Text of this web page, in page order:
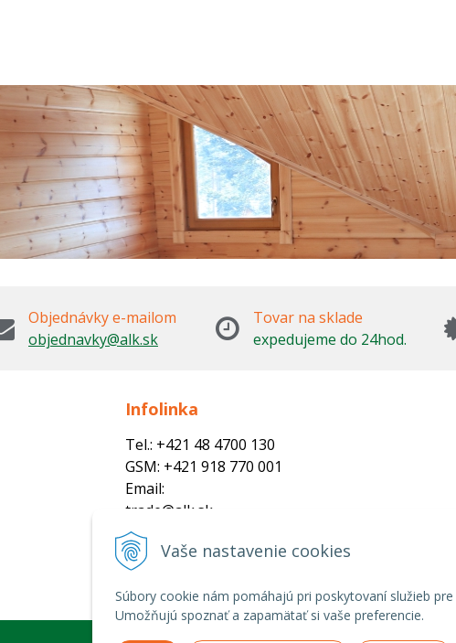
Vaše nastavenie cookies
Súbory cookie nám pomáhajú pri poskytovaní služieb pre
Umožňujú spoznať a zapamätať si vaše preferencie.
Objednávky e-mailom
objednavky@alk.sk
Tovar na sklade
expedujeme do 24hod.
Infolinka
Tel.: +421 48 4700 130
GSM: +421 918 770 001
Email:
trade@alk.sk
objednavky@alk.sk